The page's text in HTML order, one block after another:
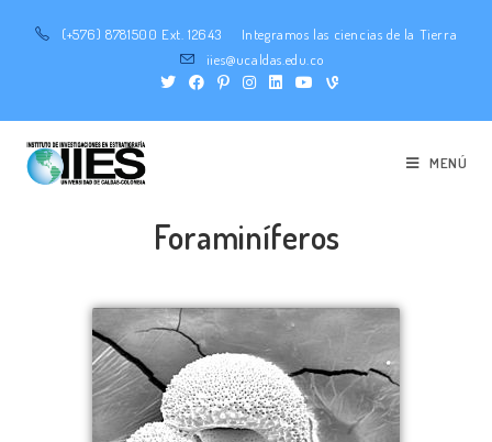
(+576) 8781500 Ext. 12643
Integramos las ciencias de la Tierra
iies@ucaldas.edu.co
MENÚ
Foraminíferos